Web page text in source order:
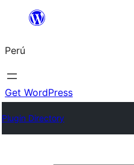
Saltar
contenido
Perú
Get WordPress
Plugin Directory